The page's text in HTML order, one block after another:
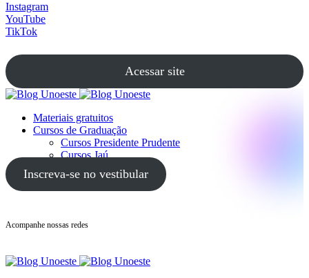
Instagram
YouTube
TikTok
Acessar site
Materiais gratuitos
Cursos de Graduação
Cursos Presidente Prudente
Cursos Jaú
Cursos Guarujá
Inscreva-se no vestibular
Acompanhe nossas redes